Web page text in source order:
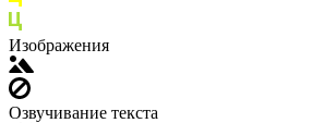
Изображения
Озвучивание текста